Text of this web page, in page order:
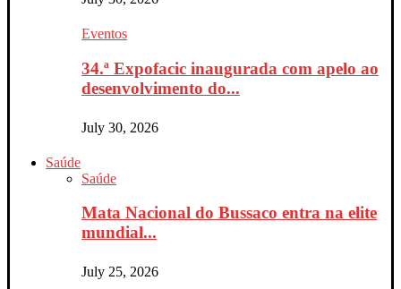
Eventos
34.ª Expofacic inaugurada com apelo ao
desenvolvimento do...
July 30, 2026
Saúde
Saúde
Mata Nacional do Bussaco entra na elite
mundial...
July 25, 2026